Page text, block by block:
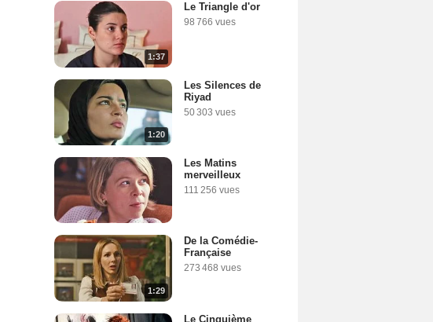
1:37
Le Triangle d'or
98 766 vues
1:20
Les Silences de
Riyad
50 303 vues
Les Matins
merveilleux
111 256 vues
1:29
De la Comédie-
Française
273 468 vues
Le Cinquième